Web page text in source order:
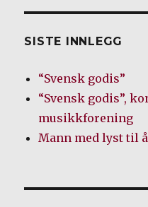
SISTE INNLEGG
“Svensk godis”
“Svensk godis”,
musikkforening
Mann med lyst til